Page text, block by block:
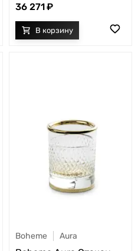
36 271
Boheme Aura